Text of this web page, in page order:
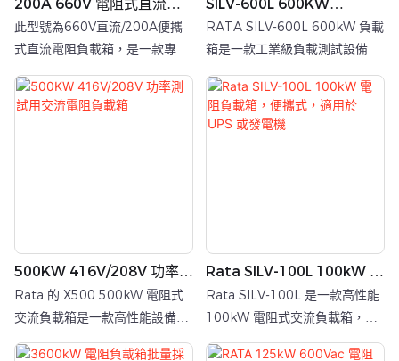
200A 660V 電阻式直流便
攜式負載箱
此型號為660V直流/200A便攜
式直流電阻負載箱，是一款專為
直流電源系統測試而設計的高精
度測試設備。它適用於電池儲能
係統（BESS）、直流電源系
SILV-600L 600KW
415Vac 電阻負載箱，用於
發電機測試
RATA SILV-600L 600kW 負載
箱是一款工業級負載測試設備，
具有高功率輸出、精確控制和強
大的環境適應性，適用於驗證發
電機和資料中心的電力系統。
500KW 416V/208V 功率測
試用交流電阻負載箱
Rata 的 X500 500kW 電阻式
交流負載箱是一款高性能設備，
專為測試中低壓電力系統而設
Rata SILV-100L 100kW 電
阻負載箱，便攜式，適用於
UPS 或發電機
Rata SILV-100L 是一款高性能
100kW 電阻式交流負載箱，專
為資料中心、發電機組、UPS 系